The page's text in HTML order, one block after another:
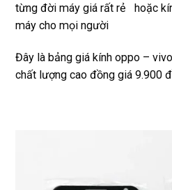
từng đời máy giá rất rẻ hoặc
máy cho mọi người
Đây là bảng giá kính oppo –
chất lượng cao đồng giá 9.900